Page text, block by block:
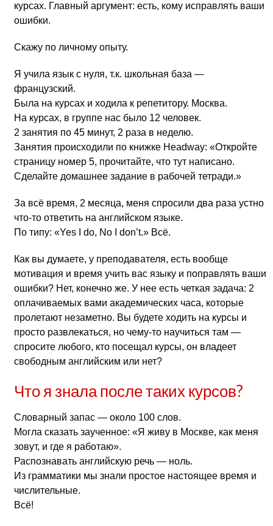
курсах. Главный аргумент: есть, кому исправлять ваши
ошибки.
Скажу по личному опыту.
Я учила язык с нуля, т.к. школьная база —
французский.
Была на курсах и ходила к репетитору. Москва.
На курсах, в группе нас было 12 человек.
2 занятия по 45 минут, 2 раза в неделю.
Занятия происходили по книжке Headway: «Откройте
страницу номер 5, прочитайте, что тут написано.
Сделайте домашнее задание в рабочей тетради.»
За всё время, 2 месяца, меня спросили два раза устно
что-то ответить на английском языке.
По типу: «Yes I do, No I don’t.» Всё.
Как вы думаете, у преподавателя, есть вообще
мотивация и время учить вас языку и поправлять ваши
ошибки? Нет, конечно же. У нее есть четкая задача: 2
оплачиваемых вами академических часа, которые
пролетают незаметно. Вы будете ходить на курсы и
просто развлекаться, но чему-то научиться там —
спросите любого, кто посещал курсы, он владеет
свободным английским или нет?
Что я знала после таких курсов?
Словарный запас — около 100 слов.
Могла сказать заученное: «Я живу в Москве, как меня
зовут, и где я работаю».
Распознавать английскую речь — ноль.
Из грамматики мы знали простое настоящее время и
числительные.
Всё!